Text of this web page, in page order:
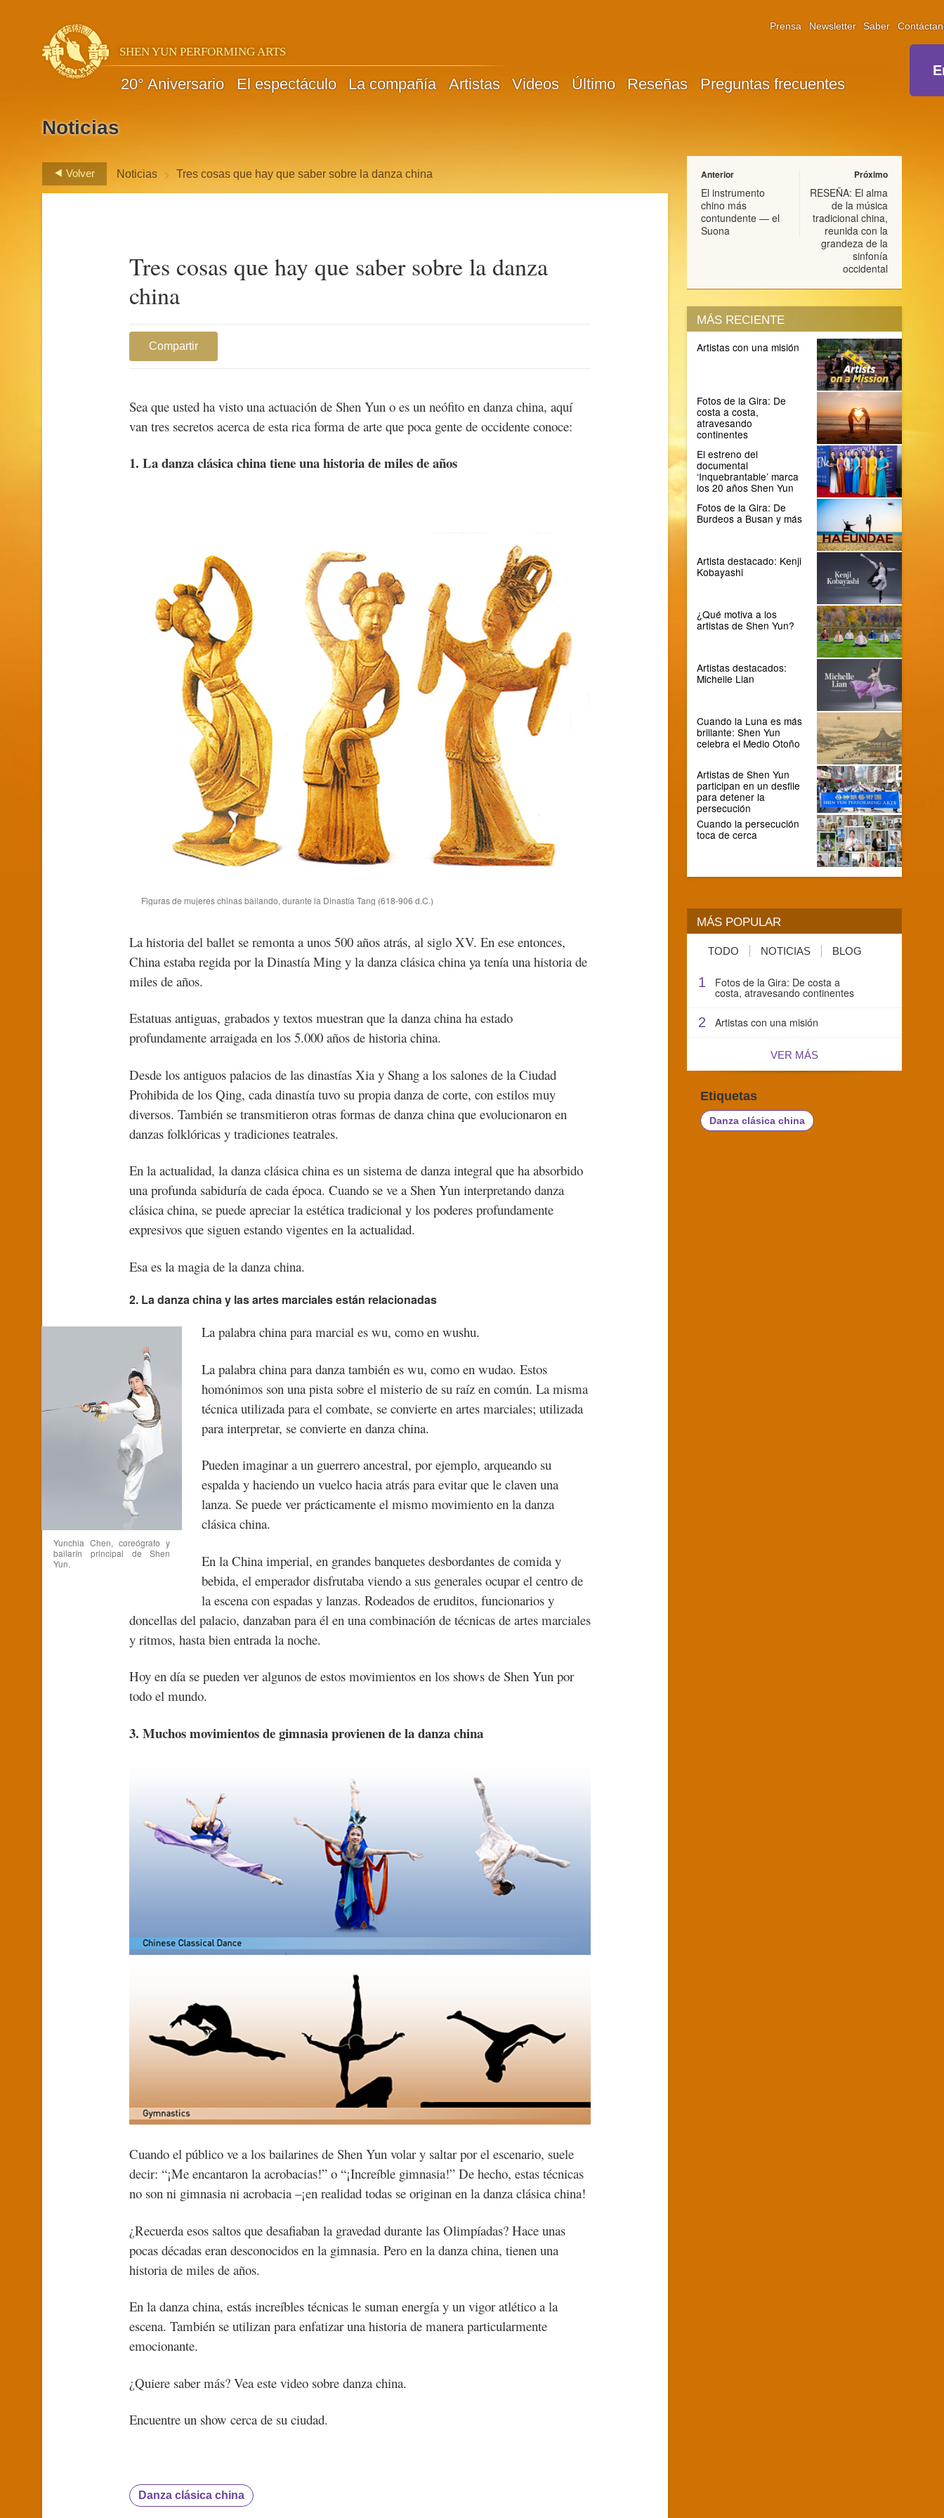
SHEN YUN PERFORMING ARTS
20° Aniversario El espectáculo La compañía Artistas Videos Último Reseñas Preguntas frecuentes
Prensa Newsletter Saber
Noticias
Volver Noticias > Tres cosas que hay que saber sobre la danza china
Tres cosas que hay que saber sobre la danza
china
Compartir
Sea que usted ha visto una actuación de Shen Yun o es un neófito en danza china, aquí
van tres secretos acerca de esta rica forma de arte que poca gente de occidente conoce:
1. La danza clásica china tiene una historia de miles de años
Figuras de mujeres chinas bailando, durante la Dinastía Tang (618-906 d.C.)
La historia del ballet se remonta a unos 500 años atrás, al siglo XV. En ese entonces,
China estaba regida por la Dinastía Ming y la danza clásica china ya tenía una historia de
miles de años.
Estatuas antiguas, grabados y textos muestran que la danza china ha estado
profundamente arraigada en los 5.000 años de historia china.
Desde los antiguos palacios de las dinastías Xia y Shang a los salones de la Ciudad
Prohibida de los Qing, cada dinastía tuvo su propia danza de corte, con estilos muy
diversos. También se transmitieron otras formas de danza china que evolucionaron en
danzas folklóricas y tradiciones teatrales.
En la actualidad, la danza clásica china es un sistema de danza integral que ha absorbido
una profunda sabiduría de cada época. Cuando se ve a Shen Yun interpretando danza
clásica china, se puede apreciar la estética tradicional y los poderes profundamente
expresivos que siguen estando vigentes en la actualidad.
Esa es la magia de la danza china.
2. La danza china y las artes marciales están relacionadas
Yunchia Chen, coreógrafo y
bailarín principal de Shen
Yun.
La palabra china para marcial es wu, como en wushu.
La palabra china para danza también es wu, como en wudao. Estos
homónimos son una pista sobre el misterio de su raíz en común. La misma
técnica utilizada para el combate, se convierte en artes marciales; utilizada
para interpretar, se convierte en danza china.
Pueden imaginar a un guerrero ancestral, por ejemplo, arqueando su
espalda y haciendo un vuelco hacia atrás para evitar que le claven una
lanza. Se puede ver prácticamente el mismo movimiento en la danza
clásica china.
En la China imperial, en grandes banquetes desbordantes de comida y
bebida, el emperador disfrutaba viendo a sus generales ocupar el centro de
la escena con espadas y lanzas. Rodeados de eruditos, funcionarios y
doncellas del palacio, danzaban para él en una combinación de técnicas de artes marciales
y ritmos, hasta bien entrada la noche.
Hoy en día se pueden ver algunos de estos movimientos en los shows de Shen Yun por
todo el mundo.
3. Muchos movimientos de gimnasia provienen de la danza china
Cuando el público ve a los bailarines de Shen Yun volar y saltar por el escenario, suele
decir: “¡Me encantaron la acrobacias!” o “¡Increíble gimnasia!” De hecho, estas técnicas
no son ni gimnasia ni acrobacia –¡en realidad todas se originan en la danza clásica china!
¿Recuerda esos saltos que desafiaban la gravedad durante las Olimpíadas? Hace unas
pocas décadas eran desconocidos en la gimnasia. Pero en la danza china, tienen una
historia de miles de años.
En la danza china, estás increíbles técnicas le suman energía y un vigor atlético a la
escena. También se utilizan para enfatizar una historia de manera particularmente
emocionante.
¿Quiere saber más? Vea este video sobre danza china.
Encuentre un show cerca de su ciudad.
Danza clásica china
Anterior
El instrumento
chino más
contundente — el
Suona
Próximo
RESEÑA: El alma
de la música
tradicional china,
reunida con la
grandeza de la
sinfonía
occidental
MÁS RECIENTE
Artistas con una misión
Fotos de la Gira: De
costa a costa,
atravesando
continentes
El estreno del
documental
‘Inquebrantable’ marca
los 20 años Shen Yun
Fotos de la Gira: De
Burdeos a Busan y más
Artista destacado: Kenji
Kobayashi
¿Qué motiva a los
artistas de Shen Yun?
Artistas destacados:
Michelle Lian
Cuando la Luna es más
brillante: Shen Yun
celebra el Medio Otoño
Artistas de Shen Yun
participan en un desfile
para detener la
persecución
Cuando la persecución
toca de cerca
MÁS POPULAR
TODO NOTICIAS BLOG
1 Fotos de la Gira: De costa a
costa, atravesando continentes
2 Artistas con una misión
VER MÁS
Etiquetas
Danza clásica china